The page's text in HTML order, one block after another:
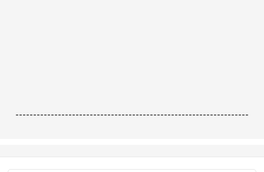
------------------------------------------------------------------